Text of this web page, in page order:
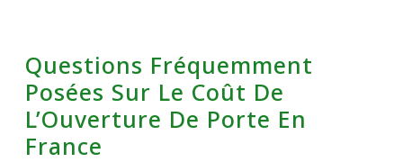
Questions Fréquemment
Posées Sur Le Coût De
L’Ouverture De Porte En
France